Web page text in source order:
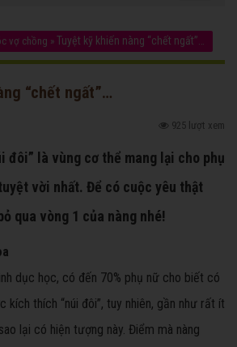
vợ chồng » Tuyệt kỹ khiến nàng “chết ngất”…
“chết ngất”…
925 lượt xem
đôi” là vùng cơ thể mang lại cho phụ
vời nhất. Để có cuộc yêu thật
qua vòng 1 của nàng nhé!
dục học, có đến 70% phụ nữ cho biết có
kích thích “núi đôi”, tuy nhiên, gần như rất ít
lại có hiện tượng này. Điểm mà nàng